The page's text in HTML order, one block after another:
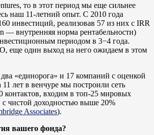
то в этот период мы еще сильнее
наш 11-летний опыт. С 2010 года
инвестиций, реализовав 57 из них с IRR
— внутренняя норма рентабельности)
периодом в 3−4 года.
еще один выход на него ожидаем в этом
«единорога» и 17 компаний с оценкой
лет в венчуре мы построили сеть
контактов, входим в топ-25 мировых
чистой доходностью выше 20%
Associates).
вашего фонда?